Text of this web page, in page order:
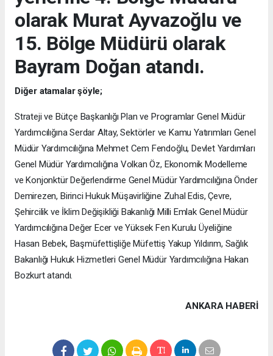
olarak Murat Ayvazoğlu ve
15. Bölge Müdürü olarak
Bayram Doğan atandı.
Diğer atamalar şöyle;
Strateji ve Bütçe Başkanlığı Plan ve Programlar Genel Müdür
Yardımcılığına Serdar Altay, Sektörler ve Kamu Yatırımları Genel
Müdür Yardımcılığına Mehmet Cem Fendoğlu, Devlet Yardımları
Genel Müdür Yardımcılığına Volkan Öz, Ekonomik Modelleme
ve Konjonktür Değerlendirme Genel Müdür Yardımcılığına Önder
Demirezen, Birinci Hukuk Müşavirliğine Zuhal Edis, Çevre,
Şehircilik ve İklim Değişikliği Bakanlığı Milli Emlak Genel Müdür
Yardımcılığına Değer Ecer ve Yüksek Fen Kurulu Üyeliğine
Hasan Bebek, Başmüfettişliğe Müfettiş Yakup Yıldırım, Sağlık
Bakanlığı Hukuk Hizmetleri Genel Müdür Yardımcılığına Hakan
Bozkurt atandı.
ANKARA HABERİ